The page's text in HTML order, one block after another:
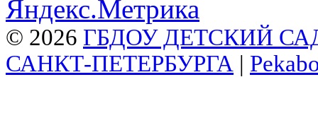
© 2026 ГБДОУ ДЕТСКИЙ
САНКТ-ПЕТЕРБУРГА |